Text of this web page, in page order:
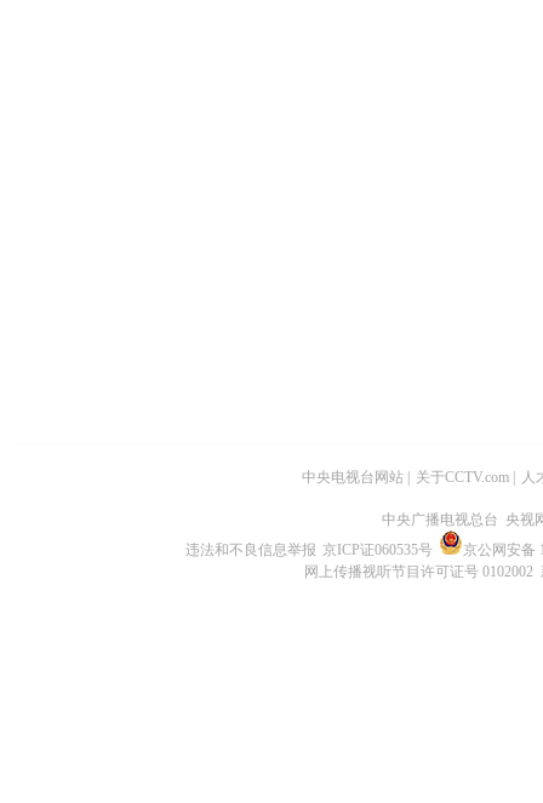
中央电视台网站 关于CCTV.com 人
中央广播电视总台 央视
违法和不良信息举报 京ICP证060535号
京公网安备
网上传播视听节目许可证号 0102002